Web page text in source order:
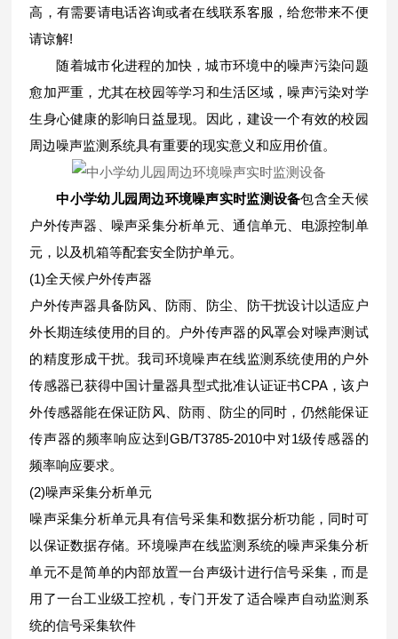
高，有需要请电话咨询或者在线联系客服，给您带来不便
请谅解!
随着城市化进程的加快，城市环境中的噪声污染问题
愈加严重，尤其在校园等学习和生活区域，噪声污染对学
生身心健康的影响日益显现。因此，建设一个有效的校园
周边噪声监测系统具有重要的现实意义和应用价值。
中小学幼儿园周边环境噪声实时监测设备包含全天候
户外传声器、噪声采集分析单元、通信单元、电源控制单
元，以及机箱等配套安全防护单元。
(1)全天候户外传声器
户外传声器具备防风、防雨、防尘、防干扰设计以适应户
外长期连续使用的目的。户外传声器的风罩会对噪声测试
的精度形成干扰。我司环境噪声在线监测系统使用的户外
传感器已获得中国计量器具型式批准认证证书CPA，该户
外传感器能在保证防风、防雨、防尘的同时，仍然能保证
传声器的频率响应达到GB/T3785-2010中对1级传感器的
频率响应要求。
(2)噪声采集分析单元
噪声采集分析单元具有信号采集和数据分析功能，同时可
以保证数据存储。环境噪声在线监测系统的噪声采集分析
单元不是简单的内部放置一台声级计进行信号采集，而是
用了一台工业级工控机，专门开发了适合噪声自动监测系
统的信号采集软件